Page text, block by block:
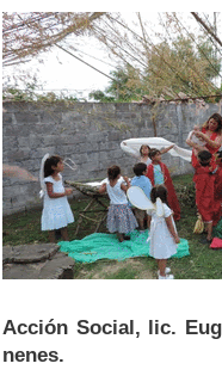
Acción Social, lic.
nenes.